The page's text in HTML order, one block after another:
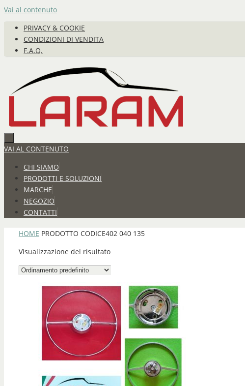
Vai al contenuto
PRIVACY & COOKIE
CONDIZIONI DI VENDITA
F.A.Q.
VAI AL CONTENUTO
CHI SIAMO
PRODOTTI E SOLUZIONI
MARCHE
NEGOZIO
CONTATTI
HOME PRODOTTO CODICE402 040 135
Visualizzazione del risultato